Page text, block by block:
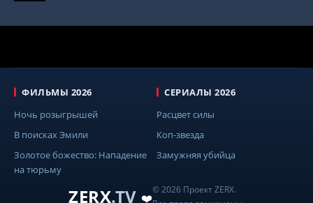
ZERX.TV ❤️
© 2026 Проект ZERX.
ФИЛЬМЫ 2026
Ночь розыгрышей
В поисках Эмили
Золотое божество: Нападение
на тюрьму
СЕРИАЛЫ 2026
Расцвет силы
Коп-звезда
Замужняя убийца